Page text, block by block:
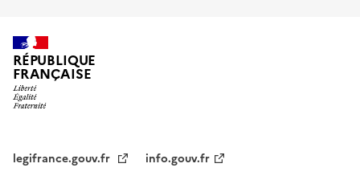
RÉPUBLIQUE
FRANÇAISE
legifrance.gouv.fr
info.gouv.fr